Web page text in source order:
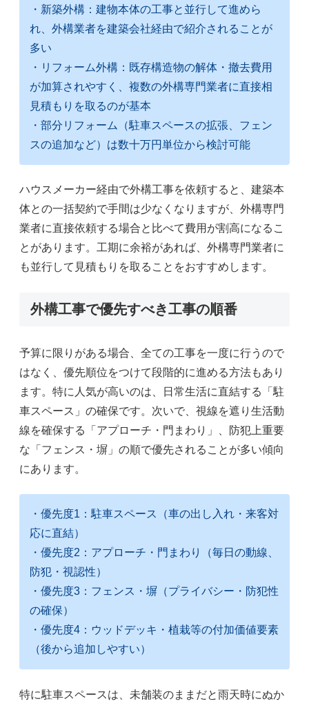
・新築外構：建物本体の工事と並行して進めら
れ、外構業者を建築会社経由で紹介されることが
多い
・リフォーム外構：既存構造物の解体・撤去費用
が加算されやすく、複数の外構専門業者に直接相
見積もりを取るのが基本
・部分リフォーム（駐車スペースの拡張、フェン
スの追加など）は数十万円単位から検討可能
ハウスメーカー経由で外構工事を依頼すると、建築本
体との一括契約で手間は少なくなりますが、外構専門
業者に直接依頼する場合と比べて費用が割高になるこ
とがあります。工期に余裕があれば、外構専門業者に
も並行して見積もりを取ることをおすすめします。
外構工事で優先すべき工事の順番
予算に限りがある場合、全ての工事を一度に行うので
はなく、優先順位をつけて段階的に進める方法もあり
ます。特に人気が高いのは、日常生活に直結する「駐
車スペース」の確保です。次いで、視線を遮り生活動
線を確保する「アプローチ・門まわり」、防犯上重要
な「フェンス・塀」の順で優先されることが多い傾向
にあります。
・優先度1：駐車スペース（車の出し入れ・来客対
応に直結）
・優先度2：アプローチ・門まわり（毎日の動線、
防犯・視認性）
・優先度3：フェンス・塀（プライバシー・防犯性
の確保）
・優先度4：ウッドデッキ・植栽等の付加価値要素
（後から追加しやすい）
特に駐車スペースは、未舗装のままだと雨天時にぬか